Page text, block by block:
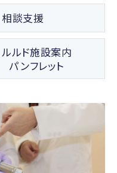
相談支援
ルルド施設案内
パンフレット